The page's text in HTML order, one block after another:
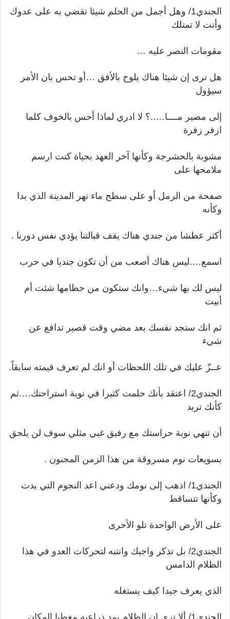
الجندي1/ وهل أجمل من الحلم شيئا تقضي به على عدوك
وأنت لا تمتلك
مقومات النصر عليه …
هل ترى إن شيئا هناك يلوح بالأفق …أو تحس بان الأمر
سيؤول
إلى مصير مــــا…..؟ لا ادري لماذا أحس بالخوف كلما
ازفر زفرة
مشوبة بالحشرجة وكأنها آخر العهد بحياة كنت ارسم
ملامحها على
صفحة من الرمل أو على سطح ماء نهر المدينة الذي بدا
وكأنه
أكثر عطشا من جندي هناك يقف قبالتنا يؤدي نفس دورنا .
اسمع….ليس هناك أصعب من أن تكون جنديا في حرب
ليس لك بها شيء…وانك ستكون من حطامها شئت أم
أبيت
ثم انك ستجد نفسك بعد مضي وقت قصير تدافع عن
شيء
عــزّ عليك في تلك اللحظات أو انك لم تعرف قيمته سابقاً.
الجندي2/ اعتقد بأنك حلمت كثيرا في نوبة استراحتك….ثم
كأنك تريد
أن تنهي نوبة حراستك مع رفيق غبي مثلي سوف لن يلحق
بسويعات نوم مسروقة من هذا الزمن المجنون .
الجندي1/ اذهب إلى نومك ودعني اعد النجوم التي بدت
وكأنها تتساقط
على الأرض الواحدة تلو الأخرى
الجندي2/ بل تذكر واجبك وانتبه لتحركات العدو في هذا
الظلام الدامس
الذي يعرف جيدا كيف يستغله
الجندي1/ ألا ترى إن الظلام يمد ذراعيه مغطيا المكان